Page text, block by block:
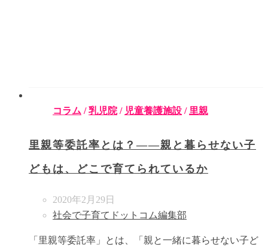
コラム /乳児院/ 児童養護施設 / 里親
里親等委託率とは？――親と暮らせない子
どもは、どこで育てられているか
2020年2月29日
社会で子育てドットコム編集部
「里親等委託率」とは、「親と一緒に暮らせない子ど